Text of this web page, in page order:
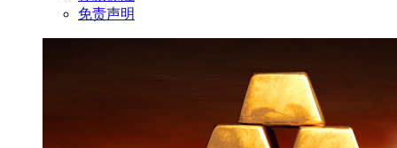
免责声明